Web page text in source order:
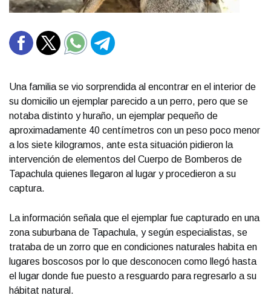
Una familia se vio sorprendida al encontrar en el interior de
su domicilio un ejemplar parecido a un perro, pero que se
notaba distinto y huraño, un ejemplar pequeño de
aproximadamente 40 centímetros con un peso poco menor
a los siete kilogramos, ante esta situación pidieron la
intervención de elementos del Cuerpo de Bomberos de
Tapachula quienes llegaron al lugar y procedieron a su
captura.
La información señala que el ejemplar fue capturado en una
zona suburbana de Tapachula, y según especialistas, se
trataba de un zorro que en condiciones naturales habita en
lugares boscosos por lo que desconocen como llegó hasta
el lugar donde fue puesto a resguardo para regresarlo a su
hábitat natural.